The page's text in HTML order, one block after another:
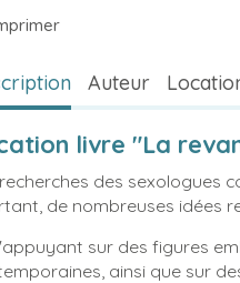
Auteur
livre "La
des sexologues
de nombreuses idées
sur des figures
ainsi que sur